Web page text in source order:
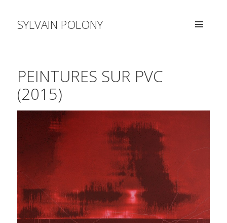
SYLVAIN POLONY
PEINTURES SUR PVC
(2015)